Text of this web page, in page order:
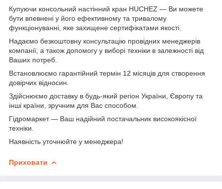
Купуючи консольний настінний кран HUCHEZ — Ви можете
бути впевнені у його ефективному та тривалому
функціонуванні, яке захищене сертифікатами якості.
Надаємо безкоштовну консультацію провідних менеджерів
компанії, а також допомогу у виборі техніки в залежності від
Ваших потреб.
Встановлюємо гарантійний термін 12 місяців для створення
довірчих відносин.
Здійснюємо доставку в будь-який регіон України, Європу та
інші країни, зручним для Вас способом.
Гідромаркет — Ваш надійний постачальник високоякісної
техніки.
Наявність уточнюйте у менеджера!
Приховати